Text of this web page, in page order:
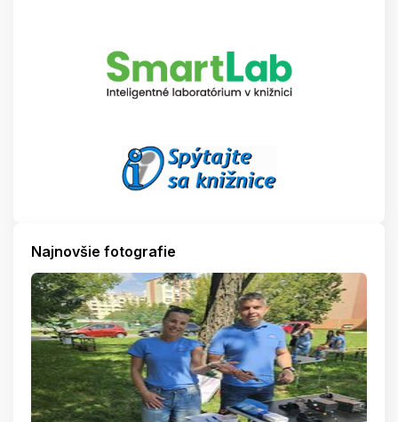
Najnovšie fotografie